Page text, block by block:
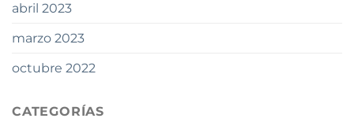
abril 2023
marzo 2023
octubre 2022
CATEGORÍAS